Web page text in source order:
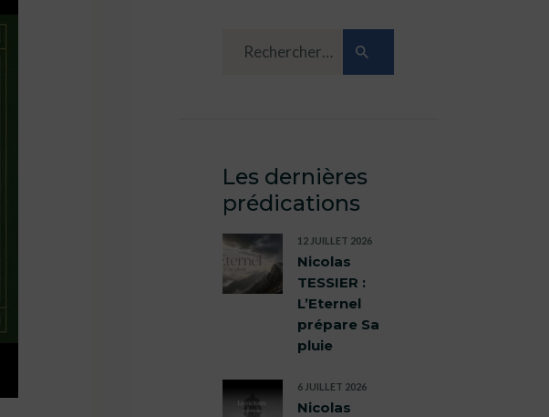
Les dernières
prédications
Nicolas
TESSIER :
L’Eternel
prépare Sa
pluie
12 JUILLET 2026
Nicolas
6 JUILLET 2026